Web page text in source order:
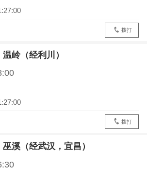
拨打
温岭（经利川）
拨打
巫溪（经武汉，宜昌）